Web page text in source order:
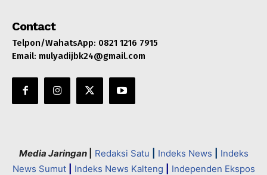
Contact
Telpon/WahatsApp: 0821 1216 7915
Email: mulyadijbk24@gmail.com
Media Jaringan Redaksi Satu Indeks News
Indeks
News Sumut
Indeks News Kalteng
Independen Ekspos